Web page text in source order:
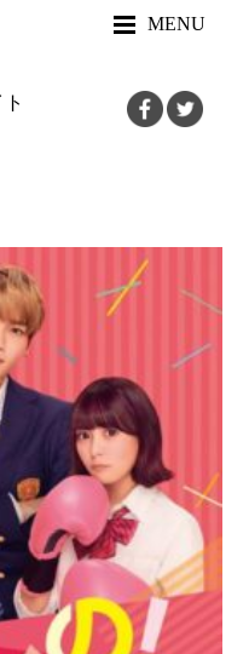
MENU